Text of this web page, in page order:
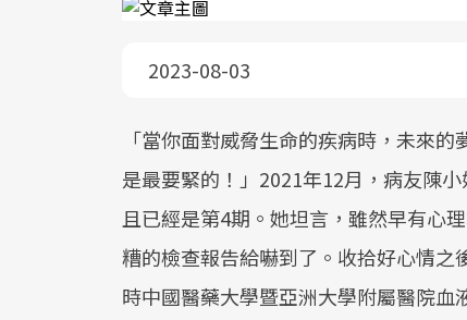
2023-08-03
「當你面對威脅生命的疾病時，未來
是最要緊的！」2021年12月，病友陳
且已經是第4期。她坦言，雖然早有心
糟的檢查報告給嚇到了。收拾好心情
時中國醫藥大學暨亞洲大學附屬醫院